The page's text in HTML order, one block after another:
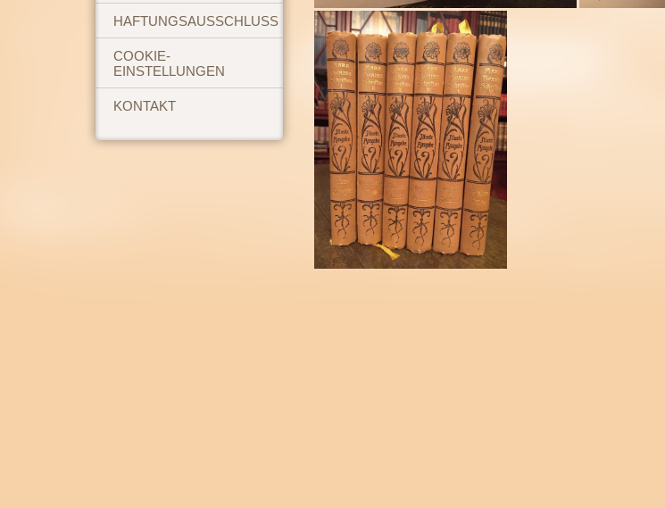
HAFTUNGSAUSSCHLUSS
COOKIE-
EINSTELLUNGEN
KONTAKT